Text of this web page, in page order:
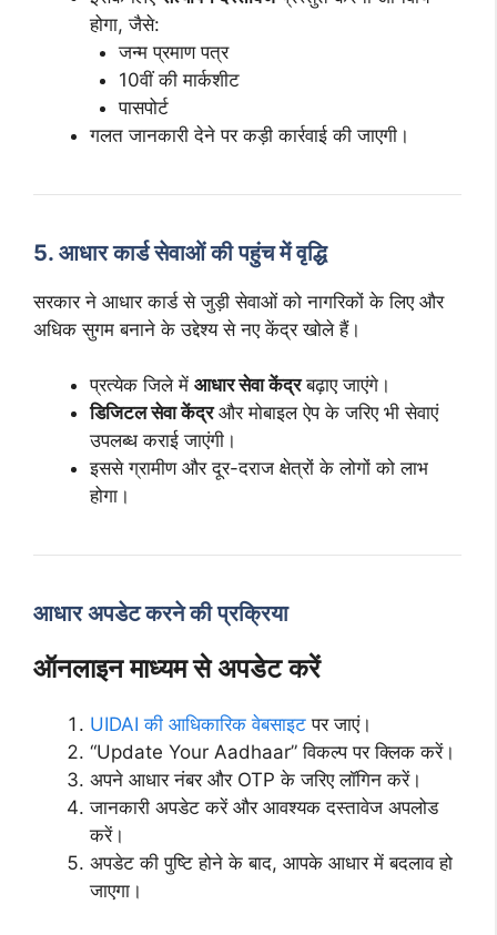
होगा, जैसे:
जन्म प्रमाण पत्र
10वीं की मार्कशीट
पासपोर्ट
गलत जानकारी देने पर कड़ी कार्रवाई की जाएगी।
5. आधार कार्ड सेवाओं की पहुंच में वृद्धि
सरकार ने आधार कार्ड से जुड़ी सेवाओं को नागरिकों के लिए और
अधिक सुगम बनाने के उद्देश्य से नए केंद्र खोले हैं।
प्रत्येक जिले में आधार सेवा केंद्रबढ़ाए जाएंगे।
डिजिटल सेवा केंद्रऔर मोबाइल ऐप के जरिए भी सेवाएं
उपलब्ध कराई जाएंगी।
इससे ग्रामीण और दूर-दराज क्षेत्रों के लोगों को लाभ
होगा।
आधार अपडेट करने की प्रक्रिया
ऑनलाइन माध्यम से अपडेट करें
UIDAI की आधिकारिक वेबसाइट पर जाएं।
“Update Your Aadhaar” विकल्प पर क्लिक करें।
अपने आधार नंबर और OTP के जरिए लॉगिन करें।
जानकारी अपडेट करें और आवश्यक दस्तावेज अपलोड
करें।
अपडेट की पुष्टि होने के बाद, आपके आधार में बदलाव हो
जाएगा।